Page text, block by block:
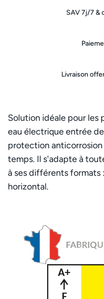
SAV 7j/7 &
Livraison
Solution idéale pour
eau électrique entrée
protection anticorrosion
temps. Il s'adapte à
à ses différents formats
horizontal.